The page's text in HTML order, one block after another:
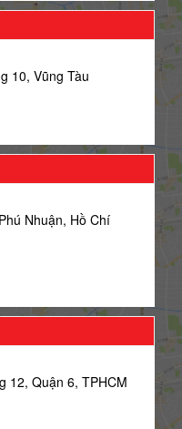
10, Vũng Tàu
Nhuận, Hồ Chí
12, Quận 6, TPHCM